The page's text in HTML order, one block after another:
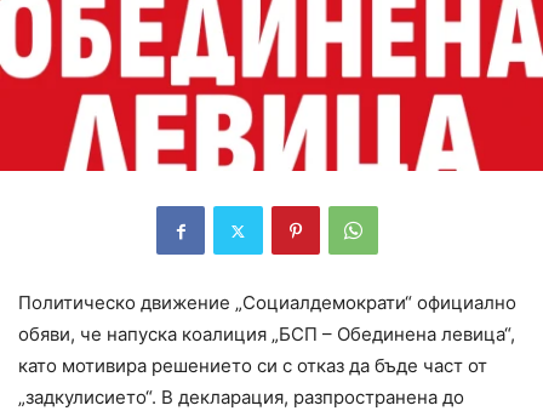
Политическо движение „Социалдемократи“ официално
обяви, че напуска коалиция „БСП – Обединена левица“,
като мотивира решението си с отказ да бъде част от
„задкулисието“. В декларация, разпространена до